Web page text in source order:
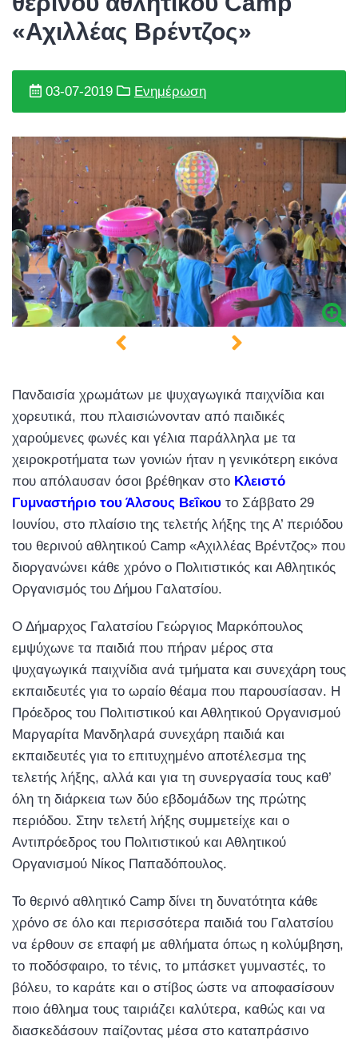
«Αχιλλέας Βρέντζος»
03-07-2019 Ενημέρωση
Πανδαισία χρωμάτων με ψυχαγωγικά παιχνίδια και
χορευτικά, που πλαισιώνονταν από παιδικές
χαρούμενες φωνές και γέλια παράλληλα με τα
χειροκροτήματα των γονιών ήταν η γενικότερη εικόνα
που απόλαυσαν όσοι βρέθηκαν στο Κλειστό
Γυμναστήριο του Άλσους Βεΐκου το Σάββατο 29
Ιουνίου, στο πλαίσιο της τελετής λήξης της Α’ περιόδου
του θερινού αθλητικού Camp «Αχιλλέας Βρέντζος» που
διοργανώνει κάθε χρόνο ο Πολιτιστικός και Αθλητικός
Οργανισμός του Δήμου Γαλατσίου.
Ο Δήμαρχος Γαλατσίου Γεώργιος Μαρκόπουλος
εμψύχωνε τα παιδιά που πήραν μέρος στα
ψυχαγωγικά παιχνίδια ανά τμήματα και συνεχάρη τους
εκπαιδευτές για το ωραίο θέαμα που παρουσίασαν. Η
Πρόεδρος του Πολιτιστικού και Αθλητικού Οργανισμού
Μαργαρίτα Μανδηλαρά συνεχάρη παιδιά και
εκπαιδευτές για το επιτυχημένο αποτέλεσμα της
τελετής λήξης, αλλά και για τη συνεργασία τους καθ’
όλη τη διάρκεια των δύο εβδομάδων της πρώτης
περιόδου. Στην τελετή λήξης συμμετείχε και ο
Αντιπρόεδρος του Πολιτιστικού και Αθλητικού
Οργανισμού Νίκος Παπαδόπουλος.
Το θερινό αθλητικό Camp δίνει τη δυνατότητα κάθε
χρόνο σε όλο και περισσότερα παιδιά του Γαλατσίου
να έρθουν σε επαφή με αθλήματα όπως η κολύμβηση,
το ποδόσφαιρο, το τένις, το μπάσκετ γυμναστές, το
βόλευ, το καράτε και ο στίβος ώστε να αποφασίσουν
ποιο άθλημα τους ταιριάζει καλύτερα, καθώς και να
διασκεδάσουν παίζοντας μέσα στο καταπράσινο